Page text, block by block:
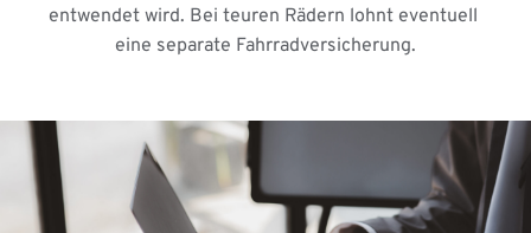
entwendet wird. Bei teuren Rädern lohnt eventuell
eine separate Fahrradversicherung.